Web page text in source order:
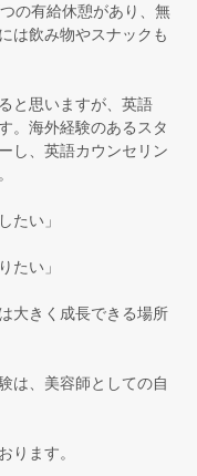
の有給休憩があり、無
は飲み物やスナックも
と思いますが、英語
。海外経験のあるスタ
し、英語カウンセリン
たい」
たい」
大きく成長できる場所
は、美容師としての自
ります。